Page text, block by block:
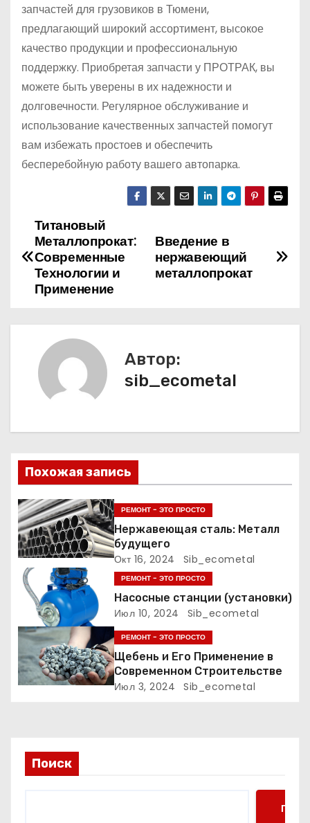
запчастей для грузовиков в Тюмени,
предлагающий широкий ассортимент, высокое
качество продукции и профессиональную
поддержку. Приобретая запчасти у ПРОТРАК, вы
можете быть уверены в их надежности и
долговечности. Регулярное обслуживание и
использование качественных запчастей помогут
вам избежать простоев и обеспечить
бесперебойную работу вашего автопарка.
Н
а
и
и
я
п
о
з
а
п
и
с
Введение в
нержавеющий
металлопрокат
Титановый
Металлопрокат:
Современные
Технологии и
Применение
Автор:
sib_ecometal
Похожая запись
РЕМОНТ - ЭТО ПРОСТО
Нержавеющая сталь: Металл
будущего
Окт 16, 2024 Sib_ecometal
РЕМОНТ - ЭТО ПРОСТО
Насосные станции (установки)
Июл 10, 2024 Sib_ecometal
РЕМОНТ - ЭТО ПРОСТО
Щебень и Его Применение в
Современном Строительстве
Июл 3, 2024 Sib_ecometal
Поиск
Поиск